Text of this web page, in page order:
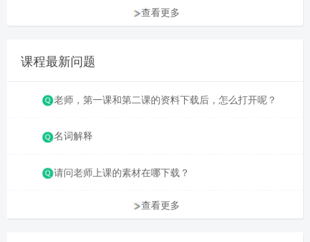
查看更多
课程最新问题
老师，第一课和第二课的资料下载后，怎么打开呢？
名词解释
请问老师上课的素材在哪下载？
查看更多